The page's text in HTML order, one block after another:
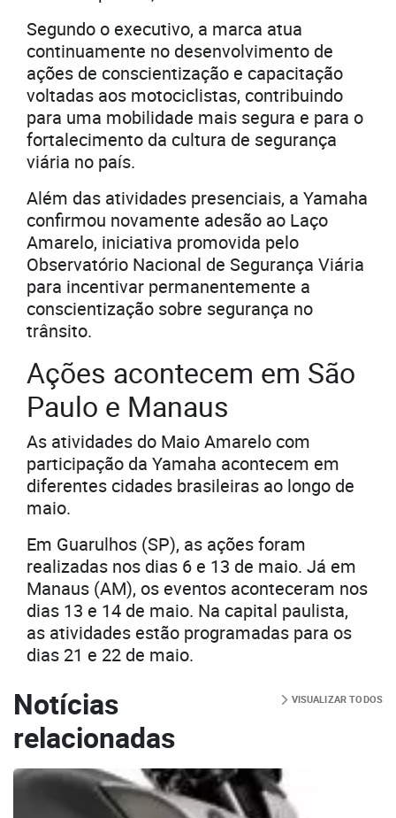
Segundo o executivo, a marca atua
continuamente no desenvolvimento de
ações de conscientização e capacitação
voltadas aos motociclistas, contribuindo
para uma mobilidade mais segura e para o
fortalecimento da cultura de segurança
viária no país.
Além das atividades presenciais, a Yamaha
confirmou novamente adesão ao Laço
Amarelo, iniciativa promovida pelo
Observatório Nacional de Segurança Viária
para incentivar permanentemente a
conscientização sobre segurança no
trânsito.
Ações acontecem em São
Paulo e Manaus
As atividades do Maio Amarelo com
participação da Yamaha acontecem em
diferentes cidades brasileiras ao longo de
maio.
Em Guarulhos (SP), as ações foram
realizadas nos dias 6 e 13 de maio. Já em
Manaus (AM), os eventos aconteceram nos
dias 13 e 14 de maio. Na capital paulista,
as atividades estão programadas para os
dias 21 e 22 de maio.
Notícias
relacionadas
VISUALIZAR TODOS